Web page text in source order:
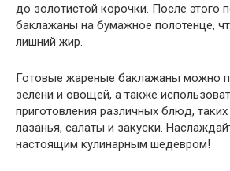
до золотистой корочки. После этого
баклажаны на бумажное полотенце,
лишний жир.
Готовые жареные баклажаны можно
зелени и овощей, а также
приготовления различных блюд,
лазанья, салаты и закуски.
настоящим кулинарным шедевром!